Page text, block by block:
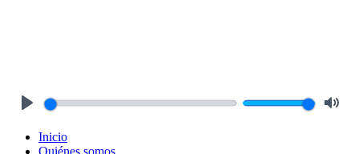
Inicio
Quiénes somos